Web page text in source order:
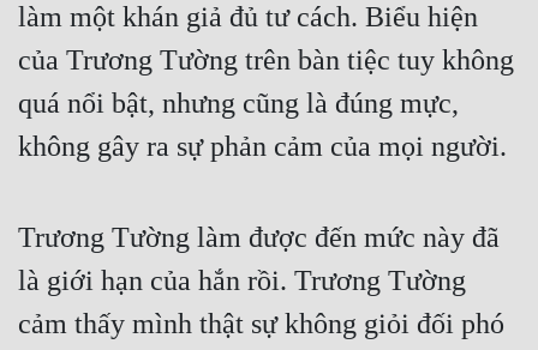
Huyền Nghi
Huyền Ảo
Hài Hước
Khoa Huyễn
Khoa Huyễn Không Gian
làm một khán giả đủ tư cách. Biểu hiện
của Trương Tường trên bàn tiệc tuy không
quá nổi bật, nhưng cũng là đúng mực,
không gây ra sự phản cảm của mọi người.
Trương Tường làm được đến mức này đã
là giới hạn của hắn rồi. Trương Tường
cảm thấy mình thật sự không giỏi đối phó